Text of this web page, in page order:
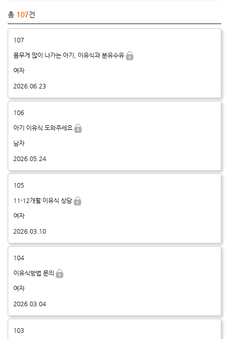
총 107건
107
몸무게 많이 나가는 아기, 이유식과 분유수유
여자
2026.06.23
106
아기 이유식 도와주세요
남자
2026.05.24
105
11-12개월 이유식 상담
여자
2026.03.10
104
이유식방법 문의
여자
2026.03.04
103